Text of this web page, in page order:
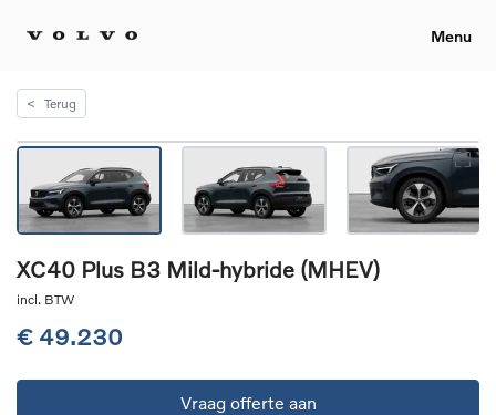
Menu
< Terug
XC40 Plus B3 Mild-hybride (MHEV)
incl. BTW
€ 49.230
Vraag offerte aan